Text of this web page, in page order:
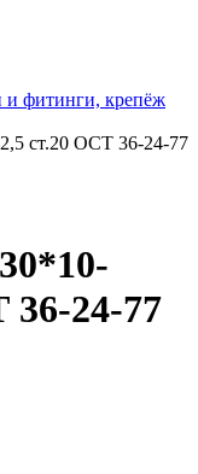
и фитинги, крепёж
ст.20 ОСТ 36-24-77
36-24-77